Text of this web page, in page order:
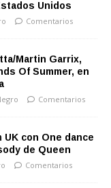
Unidos
Comentarios
Martin Garrix,
Of Summer, en
Comentarios
UK con One dance
de Queen
Comentarios